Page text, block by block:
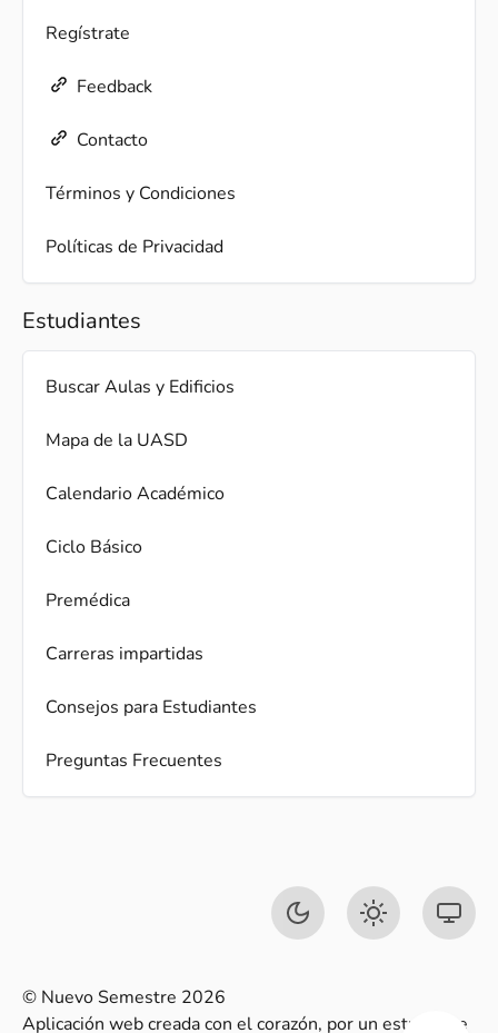
Regístrate
Feedback
Contacto
Términos y Condiciones
Políticas de Privacidad
Estudiantes
Buscar Aulas y Edificios
Mapa de la UASD
Calendario Académico
Ciclo Básico
Premédica
Carreras impartidas
Consejos para Estudiantes
Preguntas Frecuentes
© Nuevo Semestre 2026
Aplicación web creada con el corazón, por un estudiante